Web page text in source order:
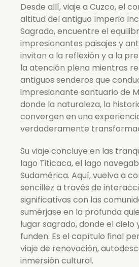
Desde allí, viaje a Cuzco, el
altitud del antiguo Imperio
Sagrado, encuentre el
impresionantes paisajes y
invitan a la reflexión y a la
la atención plena mientras
antiguos senderos que
impresionante santuario de
donde la naturaleza, la
convergen en una
verdaderamente
Su viaje concluye en las
lago Titicaca, el lago
Sudamérica. Aquí, vuelva a
sencillez a través de
significativas con las
sumérjase en la profunda
lugar sagrado, donde el cielo
funden. Es el capítulo final
viaje de renovación,
inmersión cultural.